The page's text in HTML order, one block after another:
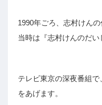
1990年ごろ、志村けん
当時は『志村けんのだい
テレビ東京の深夜番組
をあげます。